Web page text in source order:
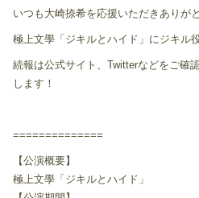
いつも大崎捺希を応援いただきありが
極上文學「ジキルとハイド」にジキル
続報は公式サイト、Twitterなどをご確
します！
==============
【公演概要】
極上文學「ジキルとハイド」